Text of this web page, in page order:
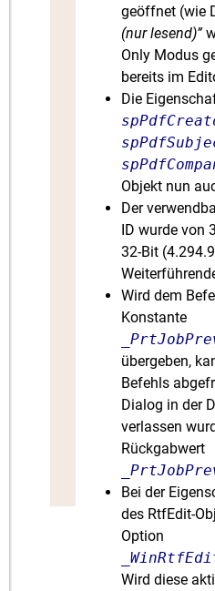
geöffnet (wie
(nur lesend)”
Only Modus
bereits im
Die
Objekt nun
Der
ID wurde von
32-Bit
Wird dem
Konstante
übergeben,
Befehls
Dialog in der
verlassen
Rückgabwert
Bei der
des RtfEdit-
Option
Wird diese